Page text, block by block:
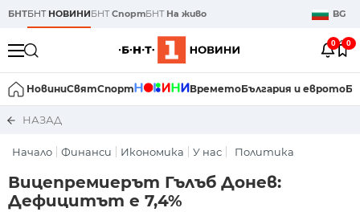
БНТБНТ НОВИНИБНТСпортБНТ На живо BG
0 0
НовиниСвятСпорт ВреметоБългария и еврото
НАЗАД
Начало Финанси Икономика У нас Политика
Вицепремиерът Гълъб Донев:
Дефицитът е 7,4%